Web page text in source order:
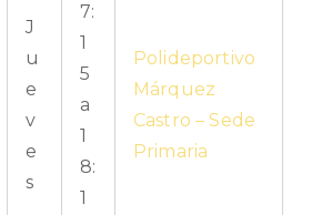
J
u
e
v
e
s
7:
1
5
a
1
8:
1
Polideportivo
Márquez
Castro – Sede
Primaria